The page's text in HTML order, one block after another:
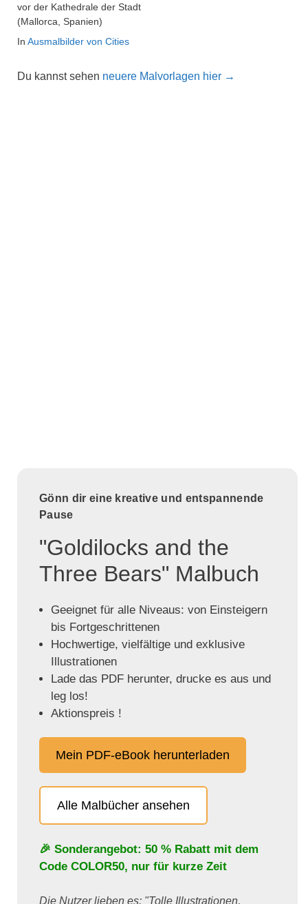
vor der Kathedrale der Stadt
(Mallorca, Spanien)
In Ausmalbilder von Cities
Du kannst sehen neuere Malvorlagen hier →
Gönn dir eine kreative und entspannende
Pause
"Goldilocks and the
Three Bears" Malbuch
Geeignet für alle Niveaus: von Einsteigern
bis Fortgeschrittenen
Hochwertige, vielfältige und exklusive
Illustrationen
Lade das PDF herunter, drucke es aus und
leg los!
Aktionspreis !
Mein PDF-eBook herunterladen
Alle Malbücher ansehen
🎉 Sonderangebot: 50 % Rabatt mit dem
Code COLOR50, nur für kurze Zeit
Die Nutzer lieben es: "Tolle Illustrationen,